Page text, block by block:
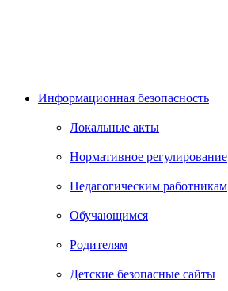
Информационная безопасность
Локальные акты
Нормативное регулирование
Педагогическим работникам
Обучающимся
Родителям
Детские безопасные сайты